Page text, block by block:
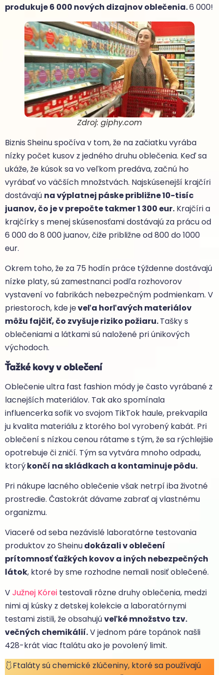
produkuje 6 000 nových dizajnov oblečenia.6 000!
Zdroj: giphy.com
Biznis Sheinu spočíva v tom, že na začiatku vyrába
nízky počet kusov z jedného druhu oblečenia. Keď sa
ukáže, že kúsok sa vo veľkom predáva, začnú ho
vyrábať vo väčších množstvách. Najskúsenejší krajčíri
dostávajú na výplatnej páske približne 10-tisíc
juanov, čo je v prepočte takmer 1 300 eur. Krajčíri a
krajčírky s menej skúsenosťami dostávajú za prácu od
6 000 do 8 000 juanov, čiže približne od 800 do 1000
eur.
Okrem toho, že za 75 hodín práce týždenne dostávajú
nízke platy, sú zamestnanci podľa rozhovorov
vystavení vo fabrikách nebezpečným podmienkam. V
priestoroch, kde jeveľa horľavých materiálov
môžu fajčiť, čo zvyšuje riziko požiaru.Tašky s
oblečeniami a látkami sú naložené pri únikových
východoch.
Ťažké kovy v oblečení
Oblečenie ultra fast fashion módy je často vyrábané z
lacnejších materiálov. Tak ako spomínala
influencerka sofik vo svojom TikTok haule, prekvapila
ju kvalita materiálu z ktorého bol vyrobený kabát. Pri
oblečení s nízkou cenou rátame s tým, že sa rýchlejšie
opotrebuje či zničí. Tým sa vytvára mnoho odpadu,
ktorýkončí na skládkach a kontaminuje pôdu.
Pri nákupe lacného oblečenie však netrpí iba životné
prostredie. Častokrát dávame zabrať aj vlastnému
organizmu.
Viaceré od seba nezávislé laboratórne testovania
produktov zo Sheinudokázali v oblečení
prítomnosť ťažkých kovov a iných nebezpečných
látok, ktoré by sme rozhodne nemali nosiť oblečené.
VJužnej Kórei testovali rôzne druhy oblečenia, medzi
nimi aj kúsky z detskej kolekcie a laboratórnymi
testami zistili, že obsahujúveľké množstvo tzv.
večných chemikálií.V jednom páre topánok našli
428-krát viac ftalátu ako je povolený limit.
🩱Ftaláty sú chemické zlúčeniny, ktoré sa používajú